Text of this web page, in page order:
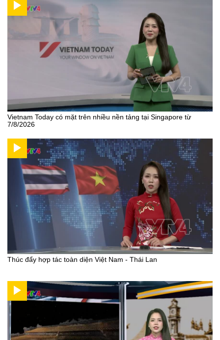
Vietnam Today có mặt trên nhiều nền tảng tại Singapore từ
7/8/2026
Thúc đẩy hợp tác toàn diện Việt Nam - Thái Lan